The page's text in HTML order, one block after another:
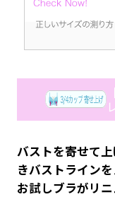
バストを寄せて
きバストラインを
お試しブラがリ